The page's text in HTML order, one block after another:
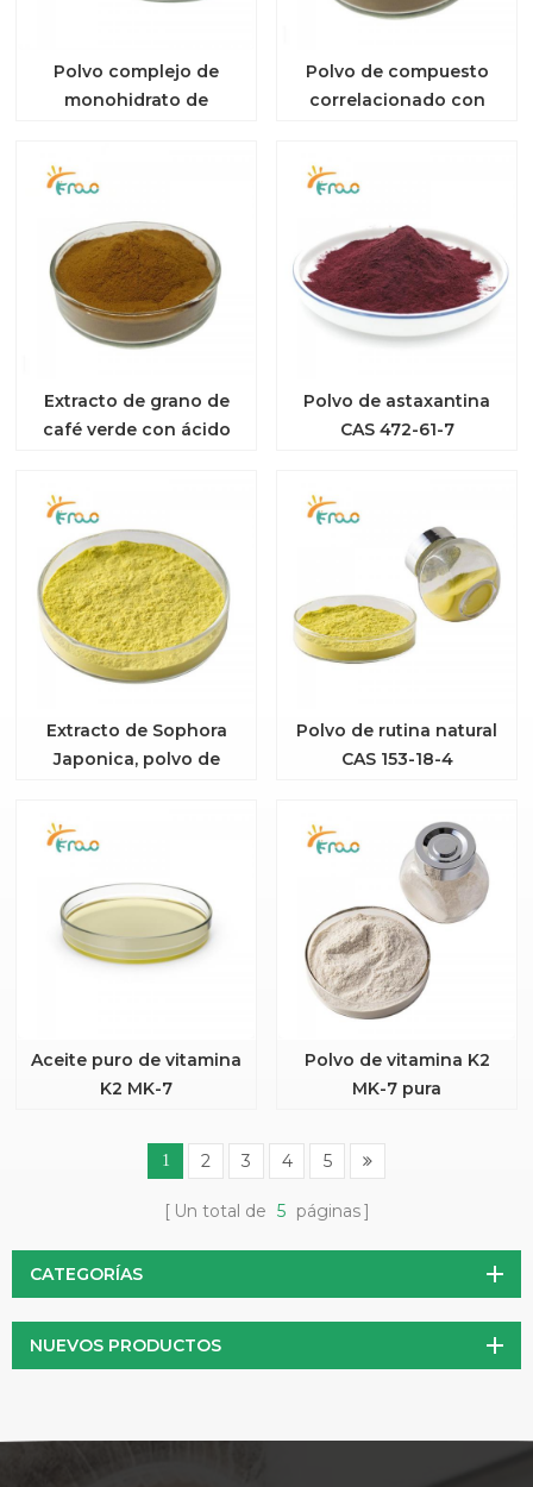
Polvo complejo de
monohidrato de
Polvo de compuesto
correlacionado con
Extracto de grano de
café verde con ácido
Polvo de astaxantina
CAS 472-61-7
Extracto de Sophora
Japonica, polvo de
Polvo de rutina natural
CAS 153-18-4
Aceite puro de vitamina
K2 MK-7
Polvo de vitamina K2
MK-7 pura
1 2 3 4 5
Un total de 5 páginas
CATEGORÍAS
NUEVOS PRODUCTOS